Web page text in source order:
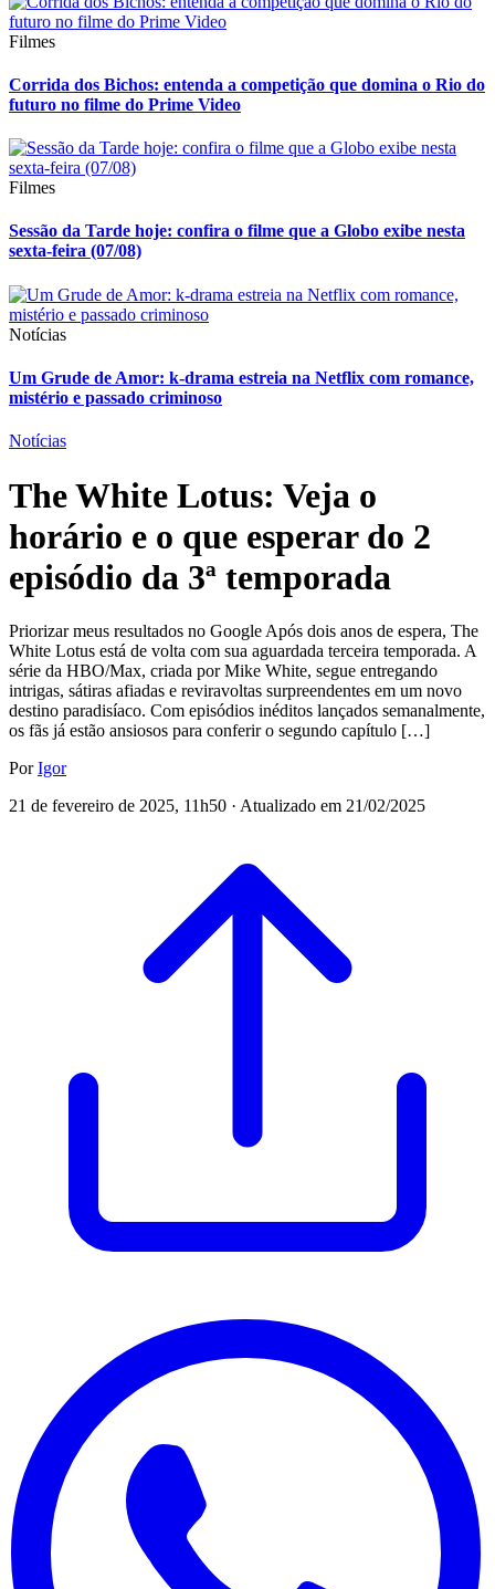
Filmes
Corrida dos Bichos: entenda a competição que domina o Rio do
futuro no filme do Prime Video
Filmes
Sessão da Tarde hoje: confira o filme que a Globo exibe nesta
sexta-feira (07/08)
Notícias
Um Grude de Amor: k-drama estreia na Netflix com romance,
mistério e passado criminoso
Notícias
The White Lotus: Veja o
horário e o que esperar do 2
episódio da 3ª temporada
Priorizar meus resultados no Google Após dois anos de espera, The
White Lotus está de volta com sua aguardada terceira temporada. A
série da HBO/Max, criada por Mike White, segue entregando
intrigas, sátiras afiadas e reviravoltas surpreendentes em um novo
destino paradisíaco. Com episódios inéditos lançados semanalmente,
os fãs já estão ansiosos para conferir o segundo capítulo […]
PorIgor
21 de fevereiro de 2025, 11h50 · Atualizado em 21/02/2025